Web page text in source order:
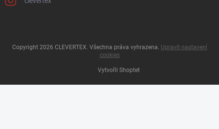
Vytvořil Shoptet
Copyright 2026 CLEVERTEX. Všechna práva vyhrazena. Upravit nastavení
cookies